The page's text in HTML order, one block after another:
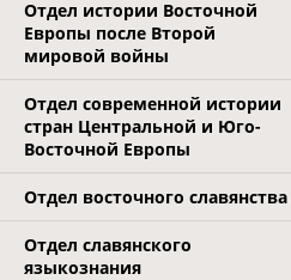
Отдел истории Восточной
Европы после Второй
мировой войны
Отдел современной истории
стран Центральной и Юго-
Восточной Европы
Отдел восточного славянства
Отдел славянского
языкознания